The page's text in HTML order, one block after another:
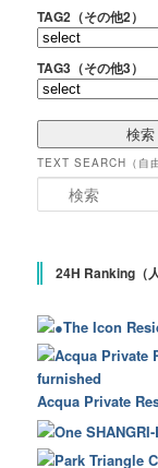
TAG2（その他2）
TAG3（その他3）
TEXT SEARCH（自
24H Ranking（
Acqua Private